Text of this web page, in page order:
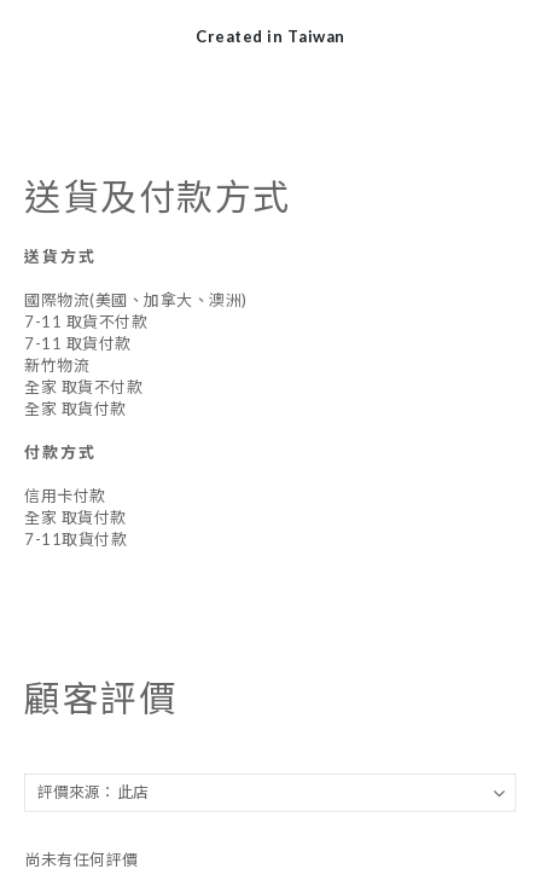
Created in Taiwan
送貨及付款方式
送貨方式
國際物流(美國、加拿大、澳洲)
7-11 取貨不付款
7-11 取貨付款
新竹物流
全家 取貨不付款
全家 取貨付款
付款方式
信用卡付款
全家 取貨付款
7-11取貨付款
顧客評價
尚未有任何評價